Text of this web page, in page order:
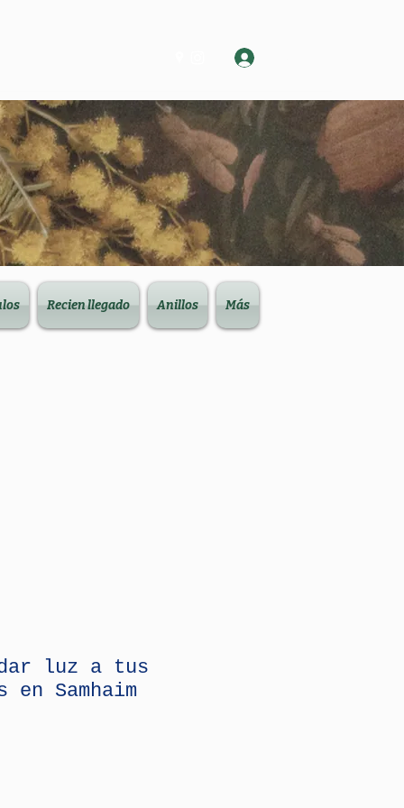
Recien llegado Anillos Más
luz a tus
en Samhaim